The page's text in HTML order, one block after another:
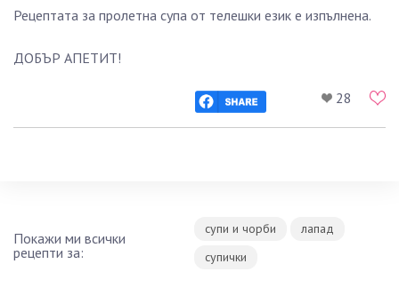
Рецептата за пролетна супа от телешки език е изпълнена.
ДОБЪР АПЕТИТ!
28
Покажи ми всички
рецепти за:
супи и чорби
лапад
супички